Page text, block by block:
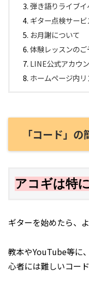
弾き語りライブ
ギター点検サービ
お月謝について
体験レッスンの
LINE公式アカウ
ホームページ内リ
「コード」
アコギは特
ギターを始めたら、
教本やYouTube等に
心者には難しいコー